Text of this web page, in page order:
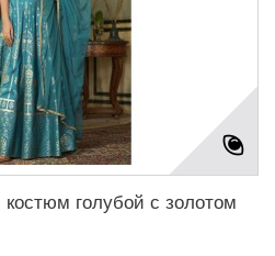
голубой с золотом